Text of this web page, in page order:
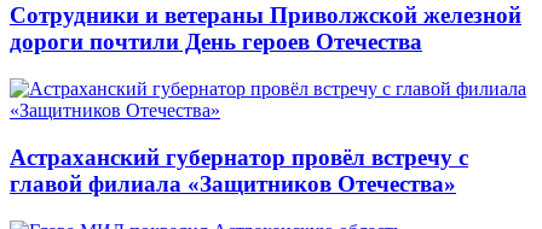
Сотрудники и ветераны Приволжской железной
дороги почтили День героев Отечества
Астраханский губернатор провёл встречу с
главой филиала «Защитников Отечества»